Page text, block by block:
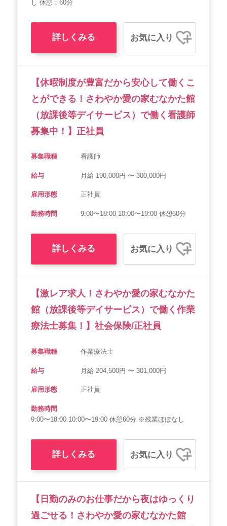
し 休憩：60分
詳しくみる お気に入り
【休暇制度が豊富だから安心して働くこ
とができる！さわやか愛の家むなかた館
（放課後等デイサービス）で働く看護師
募集中！】正社員
募集職種 看護師
給与 月給 190,000円 〜 300,000円
雇用形態 正社員
勤務時間 9:00〜18:00 10:00〜19:00 休憩60分
詳しくみる お気に入り
【激レア求人！さわやか愛の家むなかた
館（放課後等デイサービス）で働く作業
療法士募集！】社会保険/正社員
募集職種 作業療法士
給与 月給 204,500円 〜 301,000円
雇用形態 正社員
勤務時間
9:00〜18:00 10:00〜19:00 休憩60分 ※残業ほぼなし
詳しくみる お気に入り
【日勤のみのお仕事だから夜はゆっくり
過ごせる！さわやか愛の家むなかた館